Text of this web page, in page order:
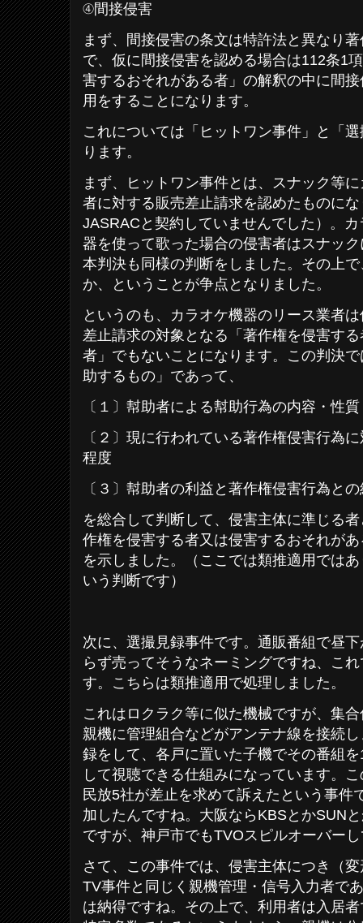
④間接侵害
まず、間接侵害の条文は特許法と異なり
で、仮に間接侵害を認める場合は112条1
害するおそれがある者」の解釈の中に間
用をすることになります。
これについては「ヒットワン事件」と「
ります。
まず、ヒットワン事件とは、スナック等
者に対する販売差止請求を認めたものに
JASRACと契約していませんでした）。
器を使って歌った場合の侵害者はスナッ
本判決も同様の判断をしました。その上
か、ということが争点となりました。
というのも、カラオケ機器のリース業者
差止請求の対象となる「著作権を侵害す
者」でもないことになります。この判決
助するもの」であって、
〔１〕幇助者による幇助行為の内容・性質
〔２〕現に行われている著作権侵害行為
程度
〔３〕幇助者の利益と著作権侵害行為と
を総合して判断して、侵害主体に準じる
作権を侵害する者又は侵害するおそれが
を示しました。（ここでは類推適用では
いう判断です）
次に、選撮見録事件です。通販番組で昼
らず売ってそうなネーミングですね、こ
す。こちらは類推適用で処理しました。
これはロクラク等に似た機械ですが、集
親機に管理組合などがアンテナ線を接続
録をして、各戸に置いた子機でその番組
して視聴できる仕組みになっています。
民放5社が差止を求めて訴えたという事件
加したんですね。大阪ならKBSとかSUN
ですが、神戸市でもTVOスピルオーバー
さて、この事件では、侵害主体につき（
TV事件と同じく親機管理・信号入力者で
は納得ですね。その上で、利用者は入居